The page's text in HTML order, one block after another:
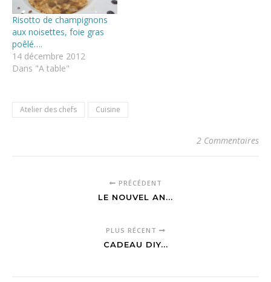
Risotto de champignons
aux noisettes, foie gras
poêlé….
14 décembre 2012
Dans "A table"
Atelier des chefs Cuisine
2 Commentaires
PRÉCÉDENT
LE NOUVEL AN...
PLUS RÉCENT
CADEAU DIY...